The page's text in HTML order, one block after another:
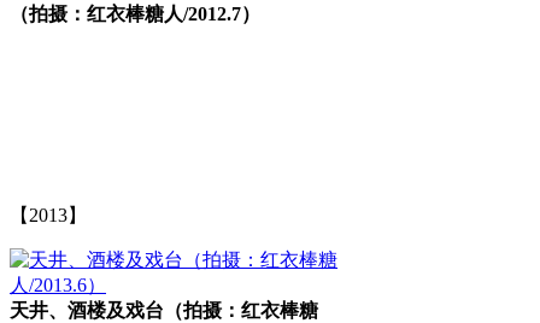
（拍摄：红衣棒糖人/2012.7）
【2013】
天井、酒楼及戏台（拍摄：红衣棒糖